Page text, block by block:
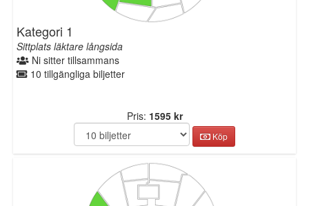
Kategori 1
Sittplats läktare långsida
Ni sitter tillsammans
10 tillgängliga biljetter
Pris: 1595 kr
Köp